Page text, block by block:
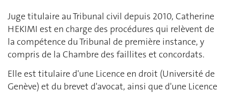
Juge titulaire au Tribunal civil depuis 2010, Catherine
HEKIMI est en charge des procédures qui relèvent de
la compétence du Tribunal de première instance, y
compris de la Chambre des faillites et concordats.
Elle est titulaire d'une Licence en droit (Université de
Genève) et du brevet d'avocat, ainsi que d'une Licence